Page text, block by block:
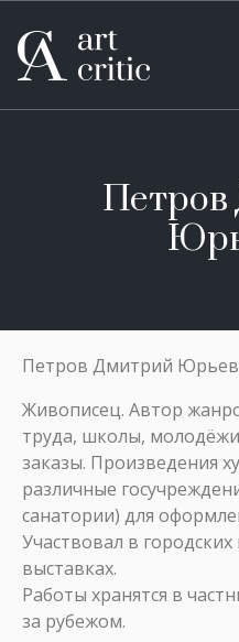
Петров Дмитрий
Живописец. Автор
труда, школы,
заказы. Произведения
различные
санатории) для
Участвовал в
выставках.
Работы хранятся в
за рубежом.